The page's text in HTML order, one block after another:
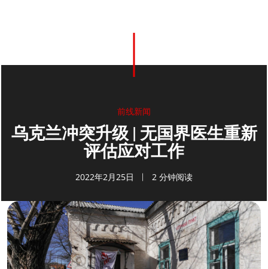
前线新闻
乌克兰冲突升级 | 无国界医生重新
评估应对工作
2022年2月25日 2 分钟阅读